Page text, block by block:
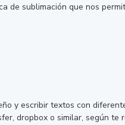
sublimación que nos
y escribir textos con
dropbox o similar, según te